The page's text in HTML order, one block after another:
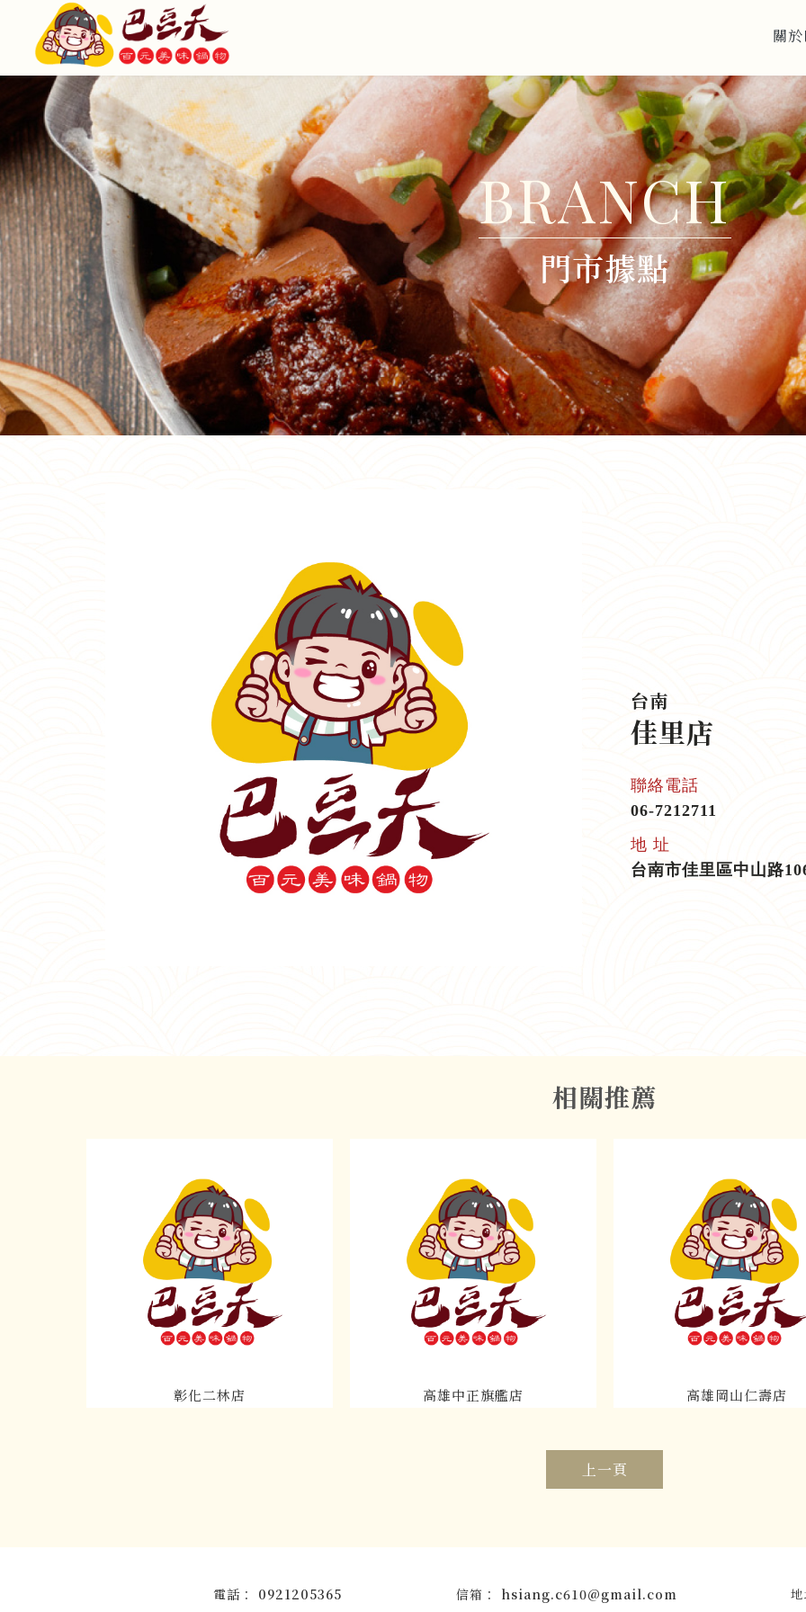
關
門市據點
台南
佳里店
聯絡電話
06-7212711
地 址
台南市佳里區中山路
彰化二林店 高雄中正旗艦店 高雄岡山仁壽店
上一頁
0921205365 hsiang.c610@gmail.com